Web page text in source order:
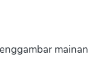
mainan